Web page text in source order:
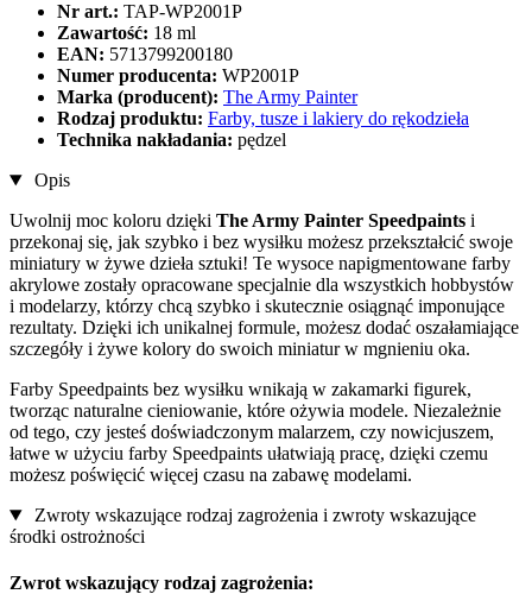
Nr art.: TAP-WP2001P
Zawartość: 18 ml
EAN: 5713799200180
Numer producenta: WP2001P
Marka (producent): The Army Painter
Rodzaj produktu: Farby, tusze i lakiery do rękodzieła
Technika nakładania: pędzel
Opis
Uwolnij moc koloru dzięki The Army Painter Speedpaints i
przekonaj się, jak szybko i bez wysiłku możesz przekształcić swoje
miniatury w żywe dzieła sztuki! Te wysoce napigmentowane farby
akrylowe zostały opracowane specjalnie dla wszystkich hobbystów
i modelarzy, którzy chcą szybko i skutecznie osiągnąć imponujące
rezultaty. Dzięki ich unikalnej formule, możesz dodać oszałamiające
szczegóły i żywe kolory do swoich miniatur w mgnieniu oka.
Farby Speedpaints bez wysiłku wnikają w zakamarki figurek,
tworząc naturalne cieniowanie, które ożywia modele. Niezależnie
od tego, czy jesteś doświadczonym malarzem, czy nowicjuszem,
łatwe w użyciu farby Speedpaints ułatwiają pracę, dzięki czemu
możesz poświęcić więcej czasu na zabawę modelami.
Zwroty wskazujące rodzaj zagrożenia i zwroty wskazujące
środki ostrożności
Zwrot wskazujący rodzaj zagrożenia: